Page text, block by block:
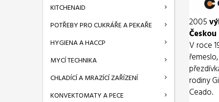
KITCHENAID
POTŘEBY PRO CUKRÁŘE A PEKAŘE
HYGIENA A HACCP
MYCÍ TECHNIKA
CHLADÍCÍ A MRAZÍCÍ ZAŘÍZENÍ
KONVEKTOMATY A PECE
2005
V roce
rodiny
Ceado.